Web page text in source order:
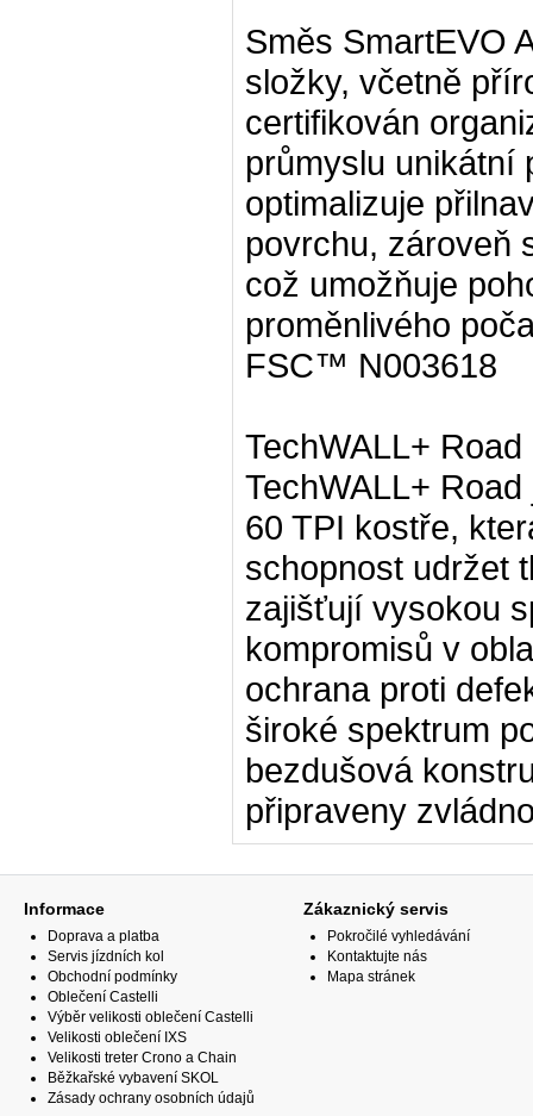
Směs SmartEVO
složky, včetně
certifikován
průmyslu unikátní
optimalizuje
povrchu, zároveň
což umožňuje
proměnlivého
FSC™ N003618
TechWALL+ Road
TechWALL+
60 TPI kostře,
schopnost udržet
zajišťují vysokou
kompromisů v
ochrana proti
široké spektrum
bezdušová
připraveny
Informace
Doprava a platba
Servis jízdních kol
Obchodní podmínky
Oblečení Castelli
Výběr velikosti oblečení Castelli
Velikosti oblečení IXS
Velikosti treter Crono a Chain
Běžkařské vybavení SKOL
Zásady ochrany osobních údajů
Zákaznický servis
Pokročilé vyhledávání
Kontaktujte nás
Mapa stránek